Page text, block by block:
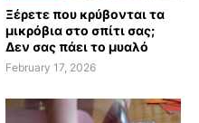
Ξέρετε που κρύβονται τα
μικρόβια στο σπίτι σας;
Δεν σας πάει το μυαλό
February 17, 2026